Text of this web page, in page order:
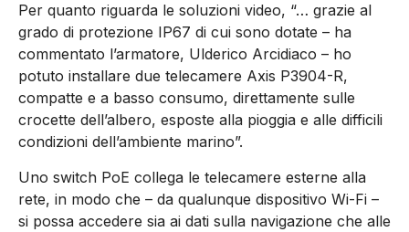
Per quanto riguarda le soluzioni video, “… grazie al
grado di protezione IP67 di cui sono dotate – ha
commentato l’armatore, Ulderico Arcidiaco – ho
potuto installare due telecamere Axis P3904-R,
compatte e a basso consumo, direttamente sulle
crocette dell’albero, esposte alla pioggia e alle difficili
condizioni dell’ambiente marino”.
Uno switch PoE collega le telecamere esterne alla
rete, in modo che – da qualunque dispositivo Wi-Fi –
si possa accedere sia ai dati sulla navigazione che alle